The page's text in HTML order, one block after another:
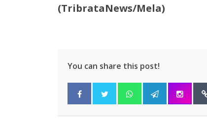
(TribrataNews/Mela)
You can share this post!